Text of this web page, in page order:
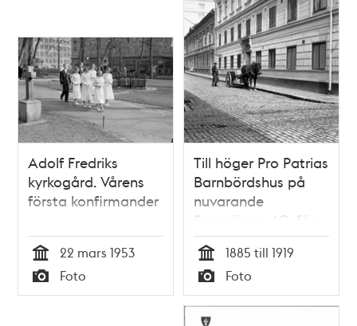
Adolf Fredriks
kyrkogård. Vårens
första konfirmander
Tid
22 mars 1953
Typ
Foto
Till höger Pro Patrias
Barnbördshus på
nuvarande
Sveavägen 40, före
detta Stora
Badstugatan 22.
Byggnaden till
vänster är Ljunglöfs
Snusfabrik.
Tid
1885 till 1919
Typ
Foto